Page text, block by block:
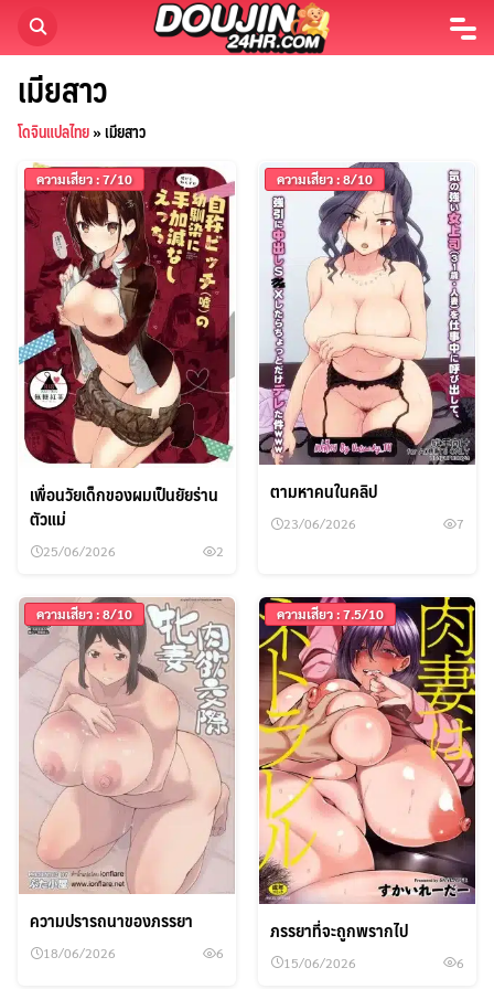
content
ค้นหา
เมียสาว
โดจินแปลไทย»เมียสาว
ความเสียว : 7/10
เพื่อนวัยเด็กของผมเป็นยัยร่าน
ตัวแม่
25/06/2026 2
ความเสียว : 8/10
ตามหาคนในคลิป
23/06/2026 7
ความเสียว : 8/10
ความปรารถนาของภรรยา
18/06/2026 6
ความเสียว : 7.5/10
ภรรยาที่จะถูกพรากไป
15/06/2026 6